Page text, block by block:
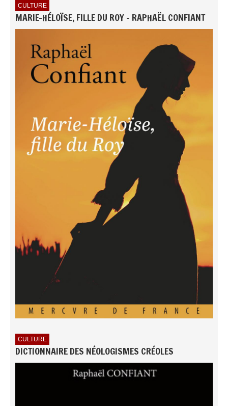
CULTURE
MARIE-HÉLOÏSE, FILLE DU ROY - RAPHAËL CONFIANT
CULTURE
DICTIONNAIRE DES NÉOLOGISMES CRÉOLES